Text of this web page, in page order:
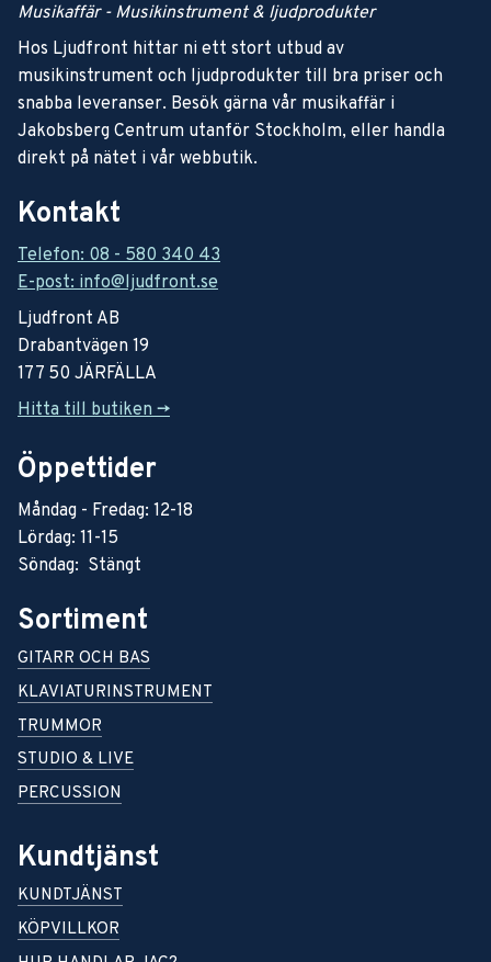
Musikaffär - Musikinstrument & ljudprodukter
Hos Ljudfront hittar ni ett stort utbud av
musikinstrument och ljudprodukter till bra priser och
snabba leveranser. Besök gärna vår musikaffär i
Jakobsberg Centrum utanför Stockholm, eller handla
direkt på nätet i vår webbutik.
Kontakt
Telefon: 08 - 580 340 43
E-post: info@ljudfront.se
Ljudfront AB
Drabantvägen 19
177 50 JÄRFÄLLA
Hitta till butiken ->
Öppettider
Måndag - Fredag: 12-18
Lördag: 11-15
Söndag: Stängt
Sortiment
GITARR OCH BAS
KLAVIATURINSTRUMENT
TRUMMOR
STUDIO & LIVE
PERCUSSION
Kundtjänst
KUNDTJÄNST
KÖPVILLKOR